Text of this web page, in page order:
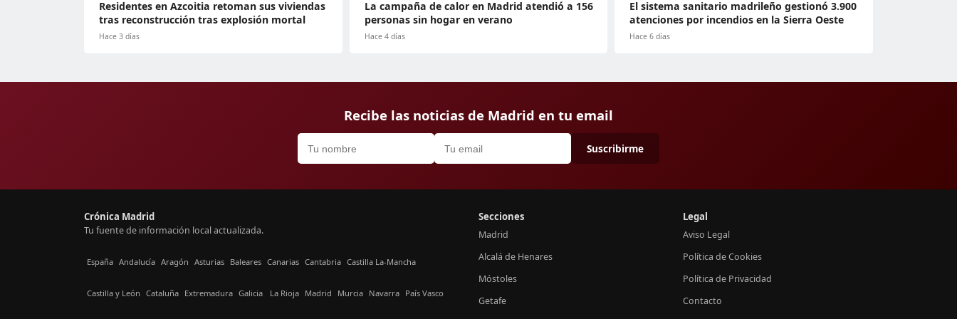
Residentes en Azcoitia retoman sus viviendas
tras reconstrucción tras explosión mortal
Hace 3 días
La campaña de calor en Madrid atendió a 156
personas sin hogar en verano
Hace 4 días
El sistema sanitario madrileño gestionó 3.900
atenciones por incendios en la Sierra Oeste
Hace 6 días
Recibe las noticias de Madrid en tu email
Suscribirme
Crónica Madrid
Tu fuente de información local actualizada.
España Andalucía Aragón Asturias Baleares Canarias Cantabria Castilla La-Mancha
Castilla y León Cataluña Extremadura Galicia La Rioja Madrid Murcia Navarra País Vasco
Secciones
Madrid
Alcalá de Henares
Móstoles
Getafe
Legal
Aviso Legal
Política de Cookies
Política de Privacidad
Contacto